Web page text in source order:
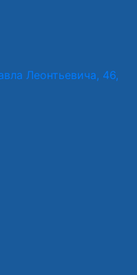
Леонтьевича, 46,